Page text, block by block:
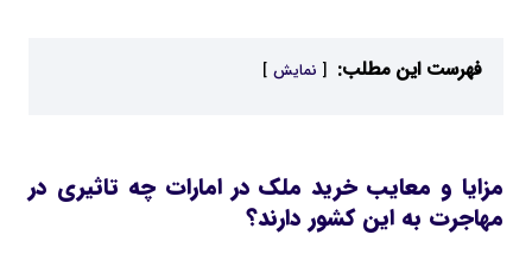
فهرست این مطلب: نمایش
مزایا و معایب خرید ملک در امارات چه تاثیری در
مهاجرت به این کشور دارند؟